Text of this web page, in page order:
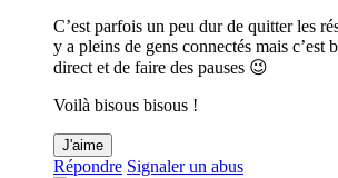
C’est parfois un peu dur de quitter les
y a pleins de gens connectés mais c’est
direct et de faire des pauses 😉
Voilà bisous bisous !
J'aime
Répondre Signaler un abus